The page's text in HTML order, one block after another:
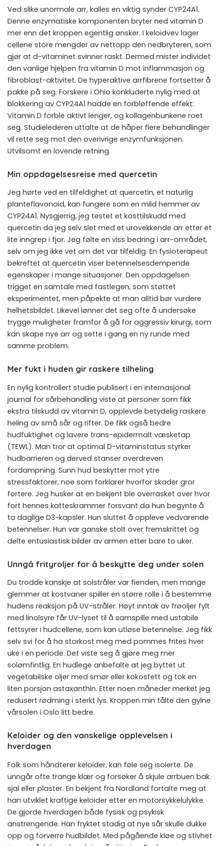
Ved slike unormale arr, kalles en viktig synder CYP24A1.
Denne enzymatiske komponenten bryter ned vitamin D
mer enn det kroppen egentlig ønsker. I keloidvev lager
cellene store mengder av nettopp den nedbryteren, som
gjør at d-vitaminet svinner raskt. Dermed mister individet
den vanlige hjelpen fra vitamin D mot inflammasjon og
fibroblast-aktivitet. De hyperaktive arrfibrene fortsetter å
pakke på seg. Forskere i Ohio konkluderte nylig med at
blokkering av CYP24A1 hadde en forbløffende effekt:
Vitamin D forble aktivt lenger, og kollagenbunkene roet
seg. Studielederen uttalte at de håper flere behandlinger
vil rette seg mot den overivrige enzymfunksjonen.
Utvilsomt en lovende retning.
Min oppdagelsesreise med quercetin
Jeg hørte ved en tilfeldighet at quercetin, et naturlig
planteflavonoid, kan fungere som en mild hemmer av
CYP24A1. Nysgjerrig, jeg testet et kosttilskudd med
quercetin da jeg selv slet med et urovekkende arr etter et
lite inngrep i fjor. Jeg følte en viss bedring i arr-området,
selv om jeg ikke vet om det var tilfeldig. En fysioterapeut
bekreftet at quercetin viser betennelsesdempende
egenskaper i mange situasjoner. Den oppdagelsen
trigget en samtale med fastlegen, som støttet
eksperimentet, men påpekte at man alltid bør vurdere
helhetsbildet. Likevel lønner det seg ofte å undersøke
trygge muligheter framfor å gå for aggressiv kirurgi, som
kan skape nye arr og sette i gang en ny runde med
samme problem.
Mer fukt i huden gir raskere tilheling
En nylig kontrollert studie publisert i en internasjonal
journal for sårbehandling viste at personer som fikk
ekstra tilskudd av vitamin D, opplevde betydelig raskere
heling av små sår og rifter. De fikk også bedre
hudfuktighet og lavere trans-epidermalt væsketap
(TEWL). Man tror at optimal D-vitaminstatus styrker
hudbarrieren og derved stanser overdreven
fordampning. Sunn hud beskytter mot ytre
stressfaktorer, noe som forklarer hvorfor skader gror
fortere. Jeg husker at en bekjent ble overrasket over hvor
fort hennes katteskrammer forsvant da hun begynte å
ta daglige D3-kapsler. Hun sluttet å oppleve vedvarende
betennelser. Hun var ganske stolt over fremskrittet og
delte entusiastisk bilder av armen etter bare to uker.
Unngå frityroljer for å beskytte deg under solen
Du trodde kanskje at solstråler var fienden, men mange
glemmer at kostvaner spiller en større rolle i å bestemme
hudens reaksjon på UV-stråler. Høyt inntak av frøoljer fylt
med linolsyre får UV-lyset til å samspille med ustabile
fettsyrer i hudcellene, som kan utløse betennelse. Jeg fikk
selv svi for å ha storkost meg med pommes frites hver
uke i en periode. Det viste seg å gjøre meg mer
solømfintlig. En hudlege anbefalte at jeg byttet ut
vegetabilske oljer med smør eller kokosfett og tok en
liten porsjon astaxanthin. Etter noen måneder merket jeg
redusert rødming i sterkt lys. Kroppen min tålte den gylne
vårsolen i Oslo litt bedre.
Keloider og den vanskelige opplevelsen i
hverdagen
Folk som håndterer keloider, kan føle seg isolerte. De
unngår ofte trange klær og forsøker å skjule arrbuen bak
sjal eller plaster. En bekjent fra Nordland fortalte meg at
han utviklet kraftige keloider etter en motorsykkelulykke.
De gjorde hverdagen både fysisk og psykisk
anstrengende. Han fryktet stadig at nye sår skulle dukke
opp og forverre hudbildet. Med pågående kløe og stivhet